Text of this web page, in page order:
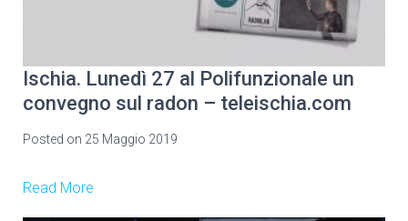
Ischia. Lunedì 27 al Polifunzionale un
convegno sul radon – teleischia.com
Posted on 25 Maggio 2019
Read More